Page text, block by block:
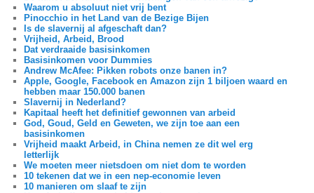
Waarom u absoluut niet vrij bent
Pinocchio in het Land van de Bezige Bijen
Is de slavernij al afgeschaft dan?
Vrijheid, Arbeid, Brood
Dat verdraaide basisinkomen
Basisinkomen voor Dummies
Andrew McAfee: Pikken robots onze banen in?
Apple, Google, Facebook en Amazon zijn 1 biljoen waard en
hebben maar 150.000 banen
Slavernij in Nederland?
Kapitaal heeft het definitief gewonnen van arbeid
God, Goud, Geld en Geweten, we zijn toe aan een
basisinkomen
Vrijheid maakt Arbeid, in China nemen ze dit wel erg
letterlijk
We moeten meer nietsdoen om niet dom te worden
10 tekenen dat we in een nep-economie leven
10 manieren om slaaf te zijn